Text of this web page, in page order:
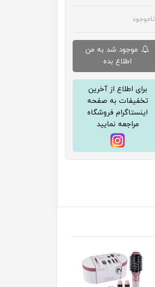
ناموجود
موجود شد به من
اطلاع بده
برای اطلاع از آخرین
تخفیفات به صفحه
اینستاگرام فروشگاه
مراجعه نمایید